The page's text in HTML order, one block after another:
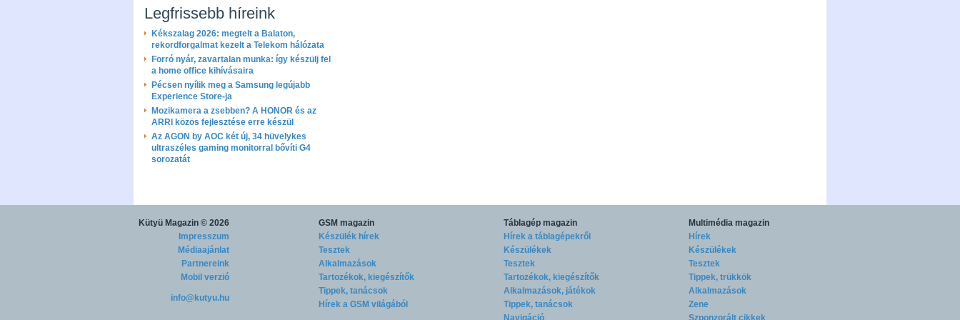
Legfrissebb híreink
Kékszalag 2026: megtelt a Balaton,
rekordforgalmat kezelt a Telekom hálózata
Forró nyár, zavartalan munka: így készülj fel
a home office kihívásaira
Pécsen nyílik meg a Samsung legújabb
Experience Store-ja
Mozikamera a zsebben? A HONOR és az
ARRI közös fejlesztése erre készül
Az AGON by AOC két új, 34 hüvelykes
ultraszéles gaming monitorral bővíti G4
sorozatát
Kütyü Magazin © 2026
Impresszum
Médiaajánlat
Partnereink
Mobil verzió
info@kutyu.hu
GSM magazin
Készülék hírek
Tesztek
Alkalmazások
Tartozékok, kiegészítők
Tippek, tanácsok
Hírek a GSM világából
Táblagép magazin
Hírek a táblagépekről
Készülékek
Tesztek
Tartozékok, kiegészítők
Alkalmazások, játékok
Tippek, tanácsok
Navigáció
Multimédia magazin
Hírek
Készülékek
Tesztek
Tippek, trükkök
Alkalmazások
Zene
Szponzorált cikkek